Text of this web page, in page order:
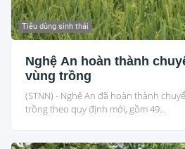
Tiêu dùng sinh thái
Nghệ An hoàn thành
vùng trồng
(STNN) - Nghệ An đã hoàn thành
trồng theo quy định mới, gồm 49...